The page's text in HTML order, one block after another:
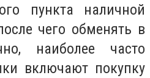
пункта наличной
чего обменять в
наиболее часто
включают покупку